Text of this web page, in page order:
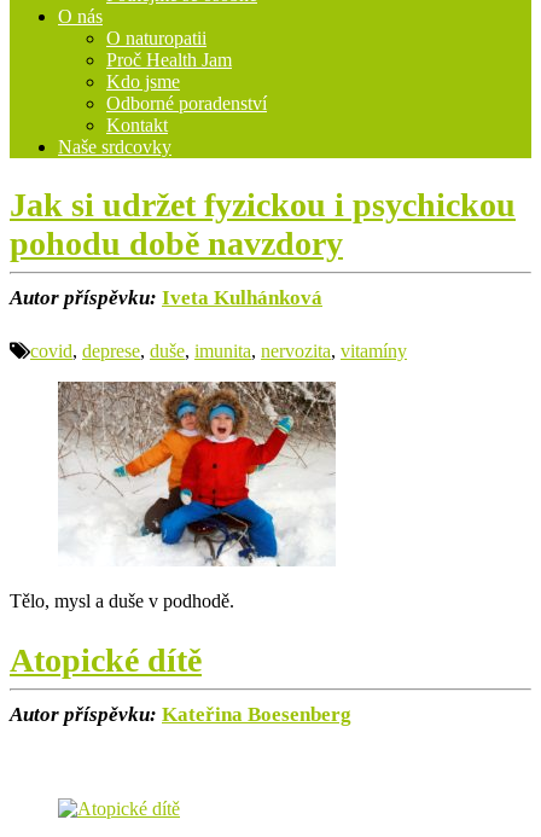
O nás
O naturopatii
Proč Health Jam
Kdo jsme
Odborné poradenství
Kontakt
Naše srdcovky
Jak si udržet fyzickou i psychickou
pohodu době navzdory
Autor příspěvku: Iveta Kulhánková
covid, deprese, duše, imunita, nervozita, vitamíny
Tělo, mysl a duše v podhodě.
Atopické dítě
Autor příspěvku: Kateřina Boesenberg